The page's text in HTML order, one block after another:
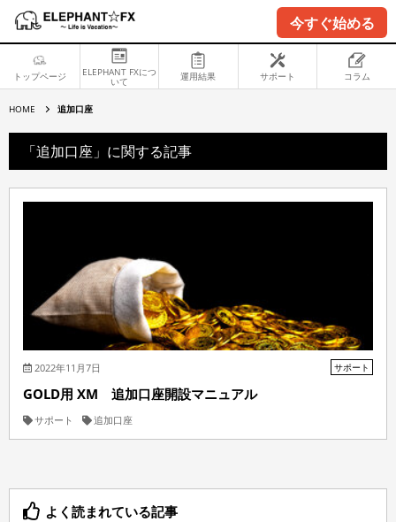
今すぐ始める
トップページ ELEPHANT FXにつ
いて 運用結果 サポート コラム
HOME
口
座
追加口座
「追加口座」に関する記事
2022年11月7日 サポート
GOLD用 XM 追加口座開設マニュアル
サポート 追加口座
よく読まれている記事